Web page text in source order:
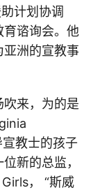
计划协调
育谘询会。他
亚洲的宣教事
来，为的是
教士的孩子
新的总监，
， “斯威